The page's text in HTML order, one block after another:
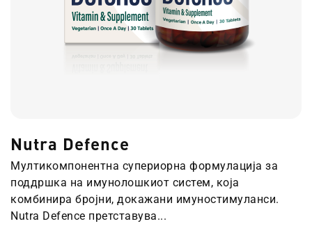
Nutra Defence
Мултикомпонентна супериорна формулација за
поддршка на имунолошкиот систем, која
комбинира бројни, докажани имуностимуланси.
Nutra Defence претставува...